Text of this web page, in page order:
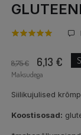
8,75 € 6,13 €
Maksudega
Siilikujulised
Koostisosad: